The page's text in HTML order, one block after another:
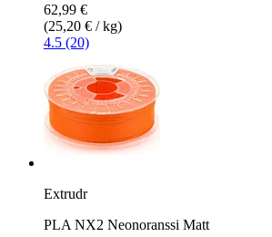
62,99 €
(25,20 € / kg)
4.5 (20)
Extrudr
PLA NX2 Neonoranssi Matt